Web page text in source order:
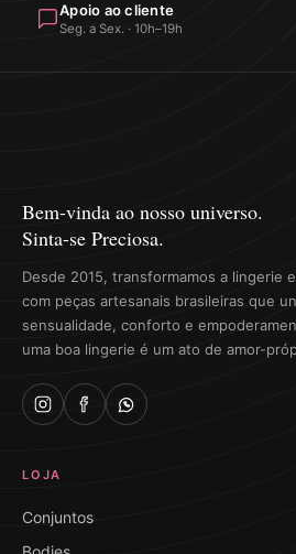
Apoio ao cliente
Seg. a Sex. · 10h–19h
Bem-vinda ao nosso universo.
Sinta-se Preciosa.
Desde 2015, transformamos a lingerie
com peças artesanais brasileiras que
sensualidade, conforto e
uma boa lingerie é um ato de amor-
LOJA
Conjuntos